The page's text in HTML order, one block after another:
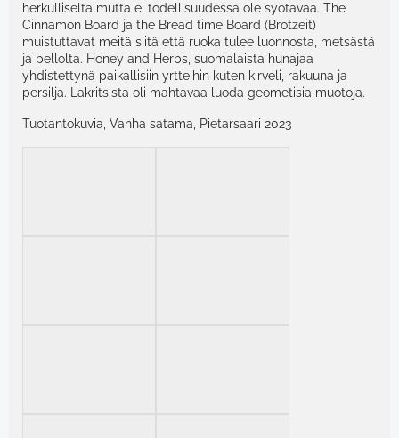
herkulliselta mutta ei todellisuudessa ole syötävää. The
Cinnamon Board ja the Bread time Board (Brotzeit)
muistuttavat meitä siitä että ruoka tulee luonnosta, metsästä
ja pellolta. Honey and Herbs, suomalaista hunajaa
yhdistettynä paikallisiin yrtteihin kuten kirveli, rakuuna ja
persilja. Lakritsista oli mahtavaa luoda geometisia muotoja.
Tuotantokuvia, Vanha satama, Pietarsaari 2023